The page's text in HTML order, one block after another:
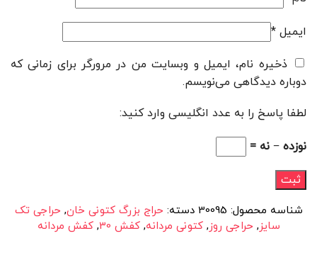
ایمیل *
ذخیره نام، ایمیل و وبسایت من در مرورگر برای زمانی که
دوباره دیدگاهی می‌نویسم.
لطفا پاسخ را به عدد انگلیسی وارد کنید:
نوزده − نه =
شناسه محصول: 30095 دسته: حراج بزرگ کتونی خان, حراجی تک
سایز, حراجی روز,کتونی مردانه,کفش 30 ,کفش مردانه